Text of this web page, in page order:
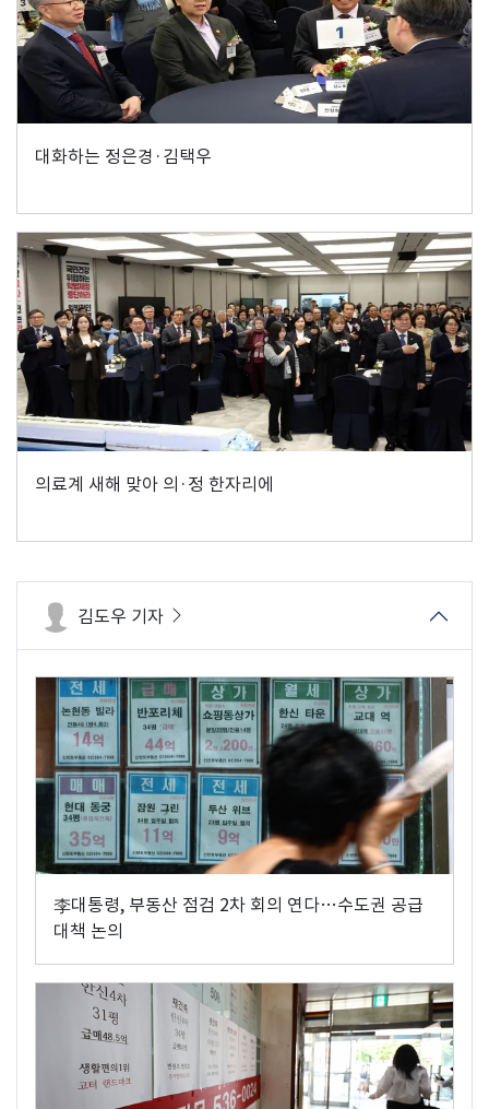
대화하는 정은경·김택우
의료계 새해 맞아 의·정 한자리에
김도우 기자
李대통령, 부동산 점검 2차 회의 연다…수도권 공급
대책 논의